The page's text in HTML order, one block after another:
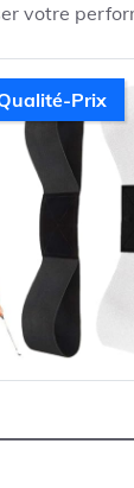
votre
Prix